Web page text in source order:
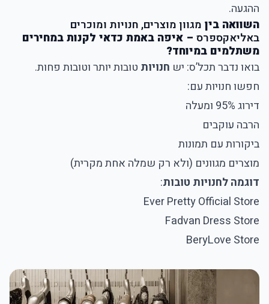
ההגעה.
השוואה בין מגוון מוצרים, חנויות ומוכרים
באליאקספרס – איפה באמת כדאי לקנות במחירים
משתלמים במיוחד?
בואו נדבר תכל’ס: יש חנויות טובות יותר וטובות פחות.
חפשו חנויות עם:
דירוג 95% ומעלה
הרבה עוקבים
ביקורות עם תמונות
מוצרים מגוונים (ולא רק שמלה אחת מקרית)
דוגמה לחנויות טובות:
Ever Pretty Official Store
Fadvan Dress Store
BeryLove Store